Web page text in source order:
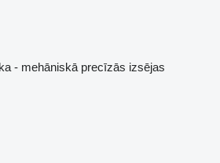
- mehāniskā precīzās izsējas